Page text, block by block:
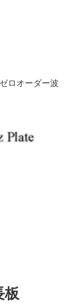
ロオーダー波
板